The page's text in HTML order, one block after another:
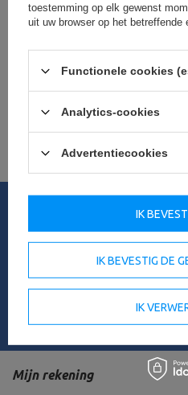
aanbod
Als u een product niet in ons
winkel wilt kopen, kunt u het
beschrijving sturen van het artikel
Orderstatus
Het volgen van de zending
Ik wil een klacht indienen over het
Mijn rekening
toestemming op elk gewenst
uit uw browser op het betreffende
Functionele cookies
Analytics-cookies
Advertentiecookies
IK BEVESTIG DE
IK
IK